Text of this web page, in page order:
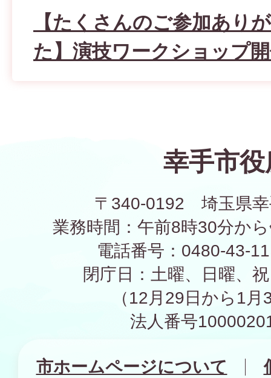
【たくさんのご参加あり
た】演技ワークショップ
幸手市役
〒340-0192 埼玉県幸
業務時間：午前8時30分か
電話番号：0480-43-
閉庁日：土曜、日曜、
（12月29日から1
法人番号
市ホームページについて